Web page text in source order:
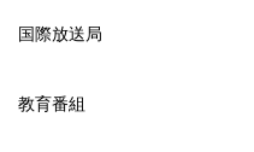
国際放送局
教育番組